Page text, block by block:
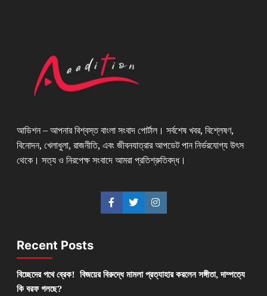
আডিশন – আপনার বিশ্বস্ত বাংলা সংবাদ পোর্টাল। সর্বশেষ খবর, বিশ্লেষণ,
বিনোদন, খেলাধুলা, রাজনীতি, এবং জীবনযাত্রার আপডেট পান নির্ভরযোগ্য উৎস
থেকে। সত্য ও নিরপেক্ষ সংবাদে আমরা প্রতিশ্রুতিবদ্ধ।
Recent Posts
বিচ্ছেদের পথে ব্রেক! বিজয়ের বিরুদ্ধে মামলা প্রত্যাহার করলেন সঙ্গীতা, দাম্পত্যে
কি বরফ গলছে?